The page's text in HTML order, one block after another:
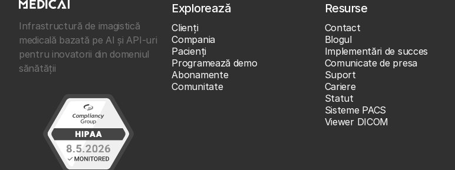
Infrastructură de imagistică
medicală bazată pe AI și API-uri
pentru inovatorii din domeniul
sănătății
Explorează
Clienţi
Compania
Pacienți
Programează demo
Abonamente
Comunitate
Resurse
Contact
Blogul
Implementări de succes
Comunicate de presa
Suport
Cariere
Statut
Sisteme PACS
Viewer DICOM